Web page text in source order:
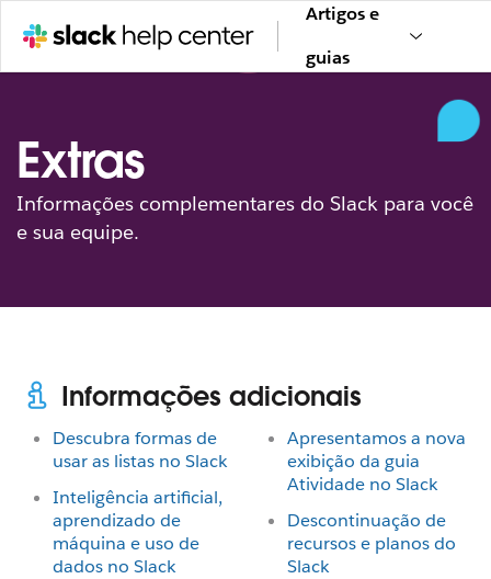
Artigos e
guias
Extras
Informações complementares do Slack para você
e sua equipe.
Informações adicionais
Descubra formas de
usar as listas no Slack
Inteligência artificial,
aprendizado de
máquina e uso de
dados no Slack
Apresentamos a nova
exibição da guia
Atividade no Slack
Descontinuação de
recursos e planos do
Slack